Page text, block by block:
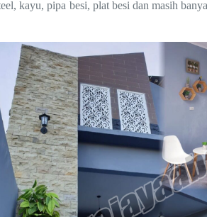
kayu, pipa besi, plat besi dan masih